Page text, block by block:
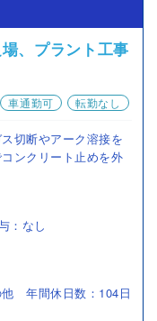
、プラント工事
車通勤可 転勤なし
切断やアーク溶接を
ンクリート止めを外
：なし
年間休日数：104日